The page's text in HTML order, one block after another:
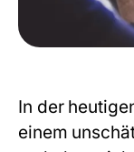
In der
einem